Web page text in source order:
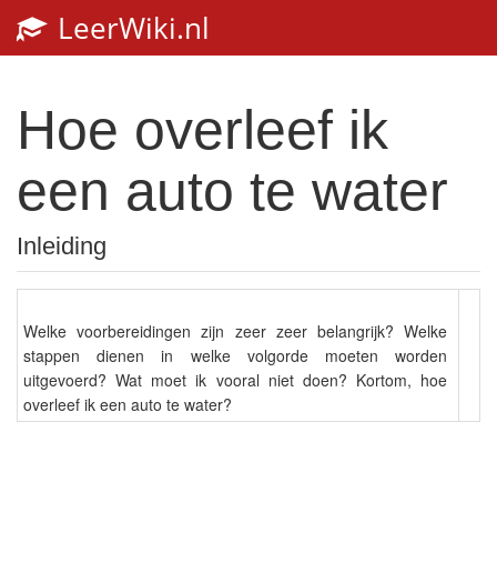
LeerWiki.nl
Hoe overleef ik
een auto te water
Inleiding
Welke voorbereidingen zijn zeer zeer belangrijk? Welke
stappen dienen in welke volgorde moeten worden
uitgevoerd? Wat moet ik vooral niet doen? Kortom, hoe
overleef ik een auto te water?